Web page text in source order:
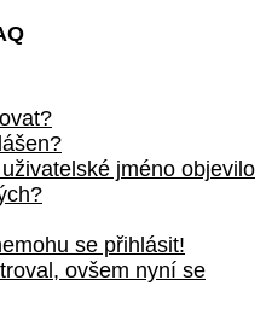
jméno objevilo
se přihlásit!
ovšem nyní se